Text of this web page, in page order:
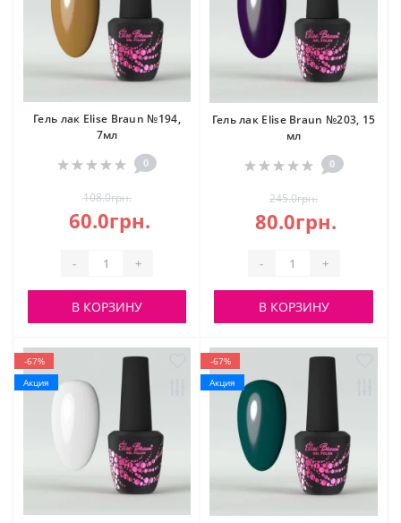
Гель лак Elise Braun №194,
7мл
0
108.0грн.
60.0грн.
- +
В КОРЗИНУ
Гель лак Elise Braun №203, 15
мл
0
245.0грн.
80.0грн.
- +
В КОРЗИНУ
-67%
Акция
-67%
Акция